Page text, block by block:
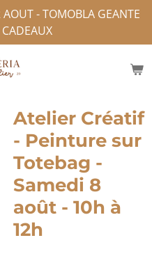
- TOMOBLA GEANTE
Atelier Créatif
- Peinture sur
Totebag -
Samedi 8
août - 10h à
12h